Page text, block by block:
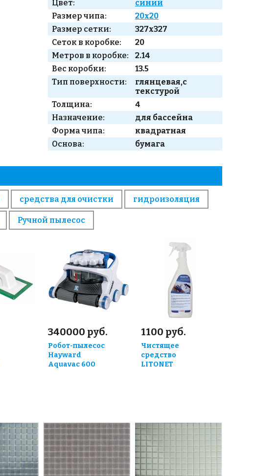
Цвет:
синий
Размер чипа:
20x20
Размер сетки:
327x327
Сеток в коробке:
20
Метров в коробке:
2.14
Вес коробки:
13.5
Тип поверхности:
глянцевая,с
текстурой
Толщина:
4
Назначение:
для бассейна
Форма чипа:
квадратная
Основа:
бумага
средства для очистки гидроизоляция
Ручной пылесос
340000 руб.
Робот-пылесос
Hayward
Aquavac 600
1100 руб.
Чистящее
средство
LITONET